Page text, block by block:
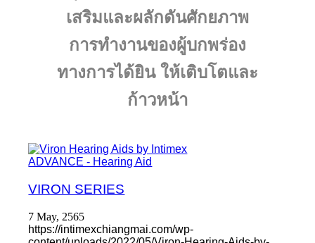
เสริมและผลักดันศักยภาพ
การทำงานของผู้บกพร่อง
ทางการได้ยิน ให้เติบโตและ
ก้าวหน้า
ADVANCE - Hearing Aid
VIRON SERIES
7 May, 2565
https://intimexchiangmai.com/wp-